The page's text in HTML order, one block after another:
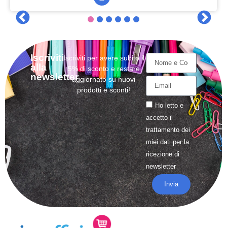
Iscriviti
alla
newsletter
Iscriviti per avere subito il
5% di sconto e restare
aggiornato su nuovi
prodotti e sconti!
Ho letto e
accetto il
trattamentodei
miei dati per la
ricezione di
newsletter
Invia